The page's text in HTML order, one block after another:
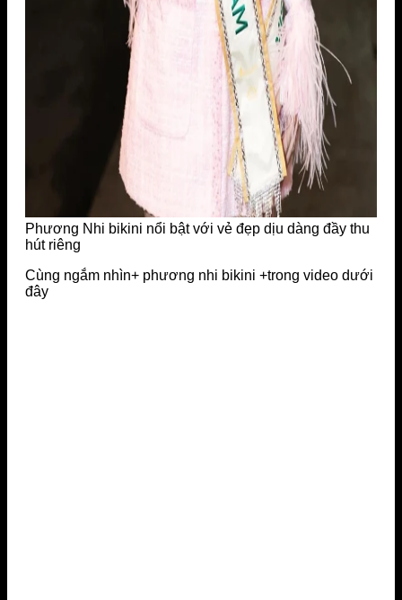
Phương Nhi bikini nổi bật với vẻ đẹp dịu dàng đầy thu
hút riêng
Cùng ngắm nhìn+ phương nhi bikini +trong video dưới
đây